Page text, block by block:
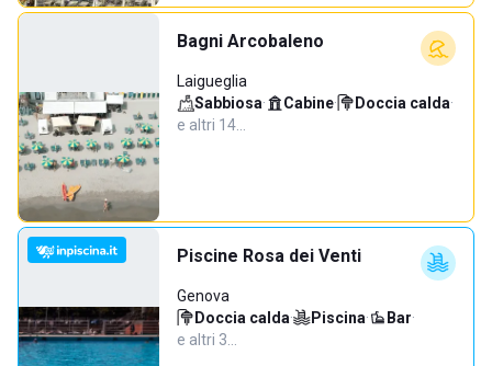
Bagni Arcobaleno
Laigueglia
Sabbiosa· Cabine· Doccia calda·
e altri 14…
Piscine Rosa dei Venti
Genova
Doccia calda· Piscina· Bar·
e altri 3…